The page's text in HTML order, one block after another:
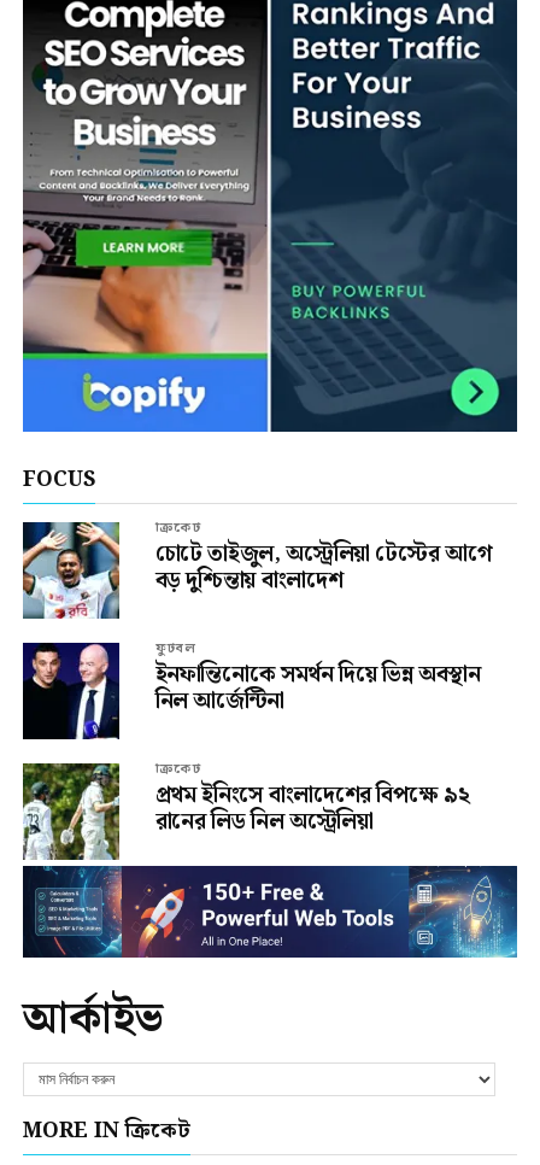
FOCUS
ক্রিকেট
চোটে তাইজুল, অস্ট্রেলিয়া টেস্টের আগে
বড় দুশ্চিন্তায় বাংলাদেশ
ফুটবল
ইনফান্তিনোকে সমর্থন দিয়ে ভিন্ন অবস্থান
নিল আর্জেন্টিনা
ক্রিকেট
প্রথম ইনিংসে বাংলাদেশের বিপক্ষে ৯২
রানের লিড নিল অস্ট্রেলিয়া
আর্কাইভ
MORE IN ক্রিকেট